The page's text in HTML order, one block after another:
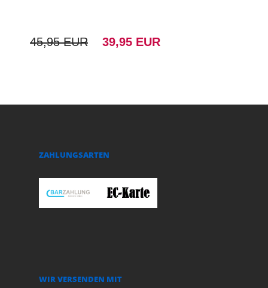
45,95 EUR 39,95 EUR
ZAHLUNGSARTEN
WIR VERSENDEN MIT